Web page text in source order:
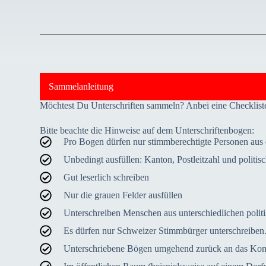
Sammelanleitung
Möchtest Du Unterschriften sammeln? Anbei eine
Bitte beachte die Hinweise auf dem Unterschriftenbogen:
Pro Bogen dürfen nur stimmberechtigte Personen
Unbedingt ausfüllen: Kanton, Postleitzahl und
Gut leserlich schreiben
Nur die grauen Felder ausfüllen
Unterschreiben Menschen aus unterschiedlichen
Es dürfen nur Schweizer Stimmbürger
Unterschriebene Bögen umgehend zurück an das